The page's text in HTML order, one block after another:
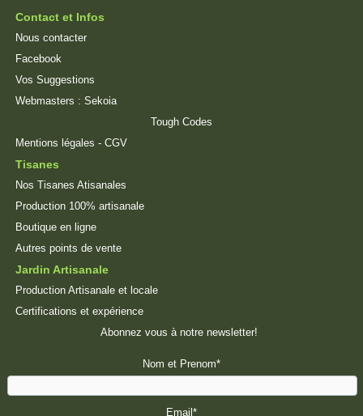
Contact et Infos
Nous contacter
Facebook
Vos Suggestions
Webmasters : Sekoia
Tough Codes
Mentions légales - CGV
Tisanes
Nos Tisanes Atisanales
Production 100% artisanale
Boutique en ligne
Autres points de vente
Jardin Artisanale
Production Artisanale et locale
Certifications et expérience
Abonnez vous à notre newsletter!
Nom et Prenom*
Email*